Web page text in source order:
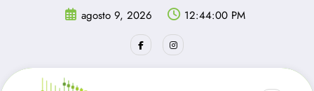
agosto 9, 2026 12:44:01 PM